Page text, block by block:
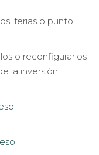
ferias o punto
o reconfigurarlos
la inversión.